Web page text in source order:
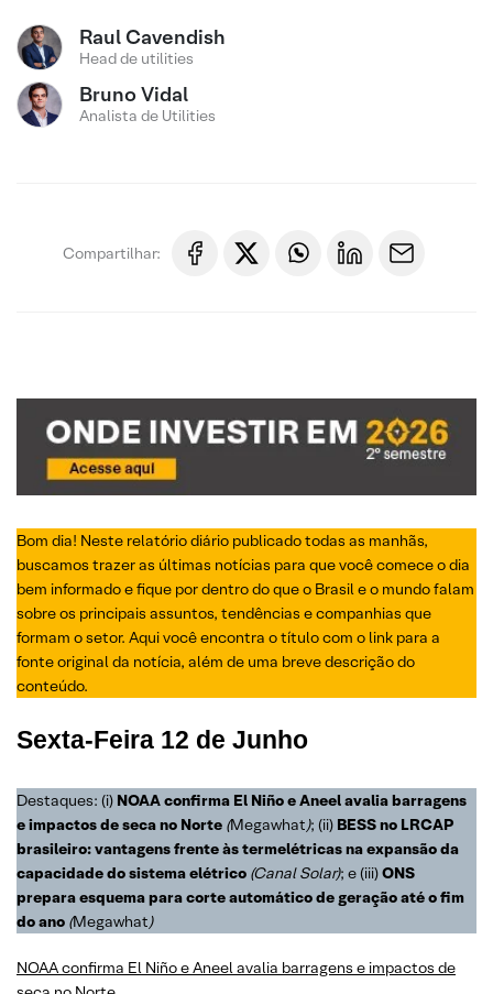
Raul Cavendish
Head de utilities
Bruno Vidal
Analista de Utilities
Compartilhar:
Bom dia! Neste relatório diário publicado todas as manhãs,
buscamos trazer as últimas notícias para que você comece o dia
bem informado e fique por dentro do que o Brasil e o mundo falam
sobre os principais assuntos, tendências e companhias que
formam o setor. Aqui você encontra o título com o link para a
fonte original da notícia, além de uma breve descrição do
conteúdo.
Sexta-Feira 12 de Junho
Destaques: (i) NOAA confirma El Niño e Aneel avalia barragens
e impactos de seca no Norte (Megawhat); (ii) BESS no LRCAP
brasileiro: vantagens frente às termelétricas na expansão da
capacidade do sistema elétrico (Canal Solar); e (iii)ONS
prepara esquema para corte automático de geração até o fim
do ano (Megawhat)
NOAA confirma El Niño e Aneel avalia barragens e impactos de